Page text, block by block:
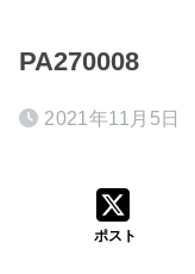
PA270008
2021年11月5日
ポスト